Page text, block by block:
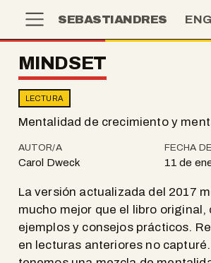
SEBASTIANDRES ENG
MINDSET
LECTURA
Mentalidad de crecimiento y
AUTOR/A
Carol Dweck
FECHA
11 de
La versión actualizada del 2017
mucho mejor que el libro original,
ejemplos y consejos prácticos.
en lecturas anteriores no